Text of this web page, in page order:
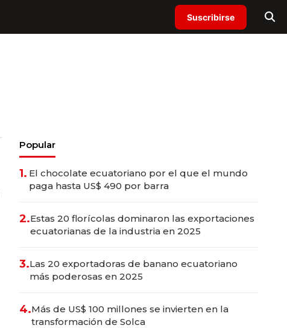
Suscribirse
Popular
1. El chocolate ecuatoriano por el que el mundo
paga hasta US$ 490 por barra
2.Estas 20 florícolas dominaron las exportaciones
ecuatorianas de la industria en 2025
3.Las 20 exportadoras de banano ecuatoriano
más poderosas en 2025
4.Más de US$ 100 millones se invierten en la
transformación de Solca